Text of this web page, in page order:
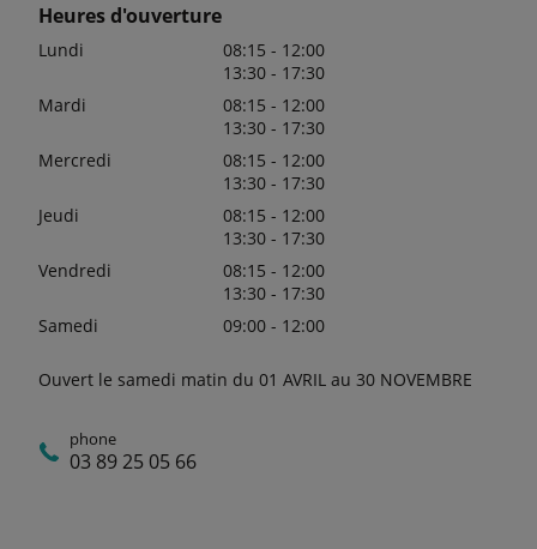
Heures d'ouverture
Lundi
08:15 - 12:00
13:30 - 17:30
Mardi
08:15 - 12:00
13:30 - 17:30
Mercredi
08:15 - 12:00
13:30 - 17:30
Jeudi
08:15 - 12:00
13:30 - 17:30
Vendredi
08:15 - 12:00
13:30 - 17:30
Samedi
09:00 - 12:00
Ouvert le samedi matin du 01 AVRIL au 30 NOVEMBRE
phone
03 89 25 05 66